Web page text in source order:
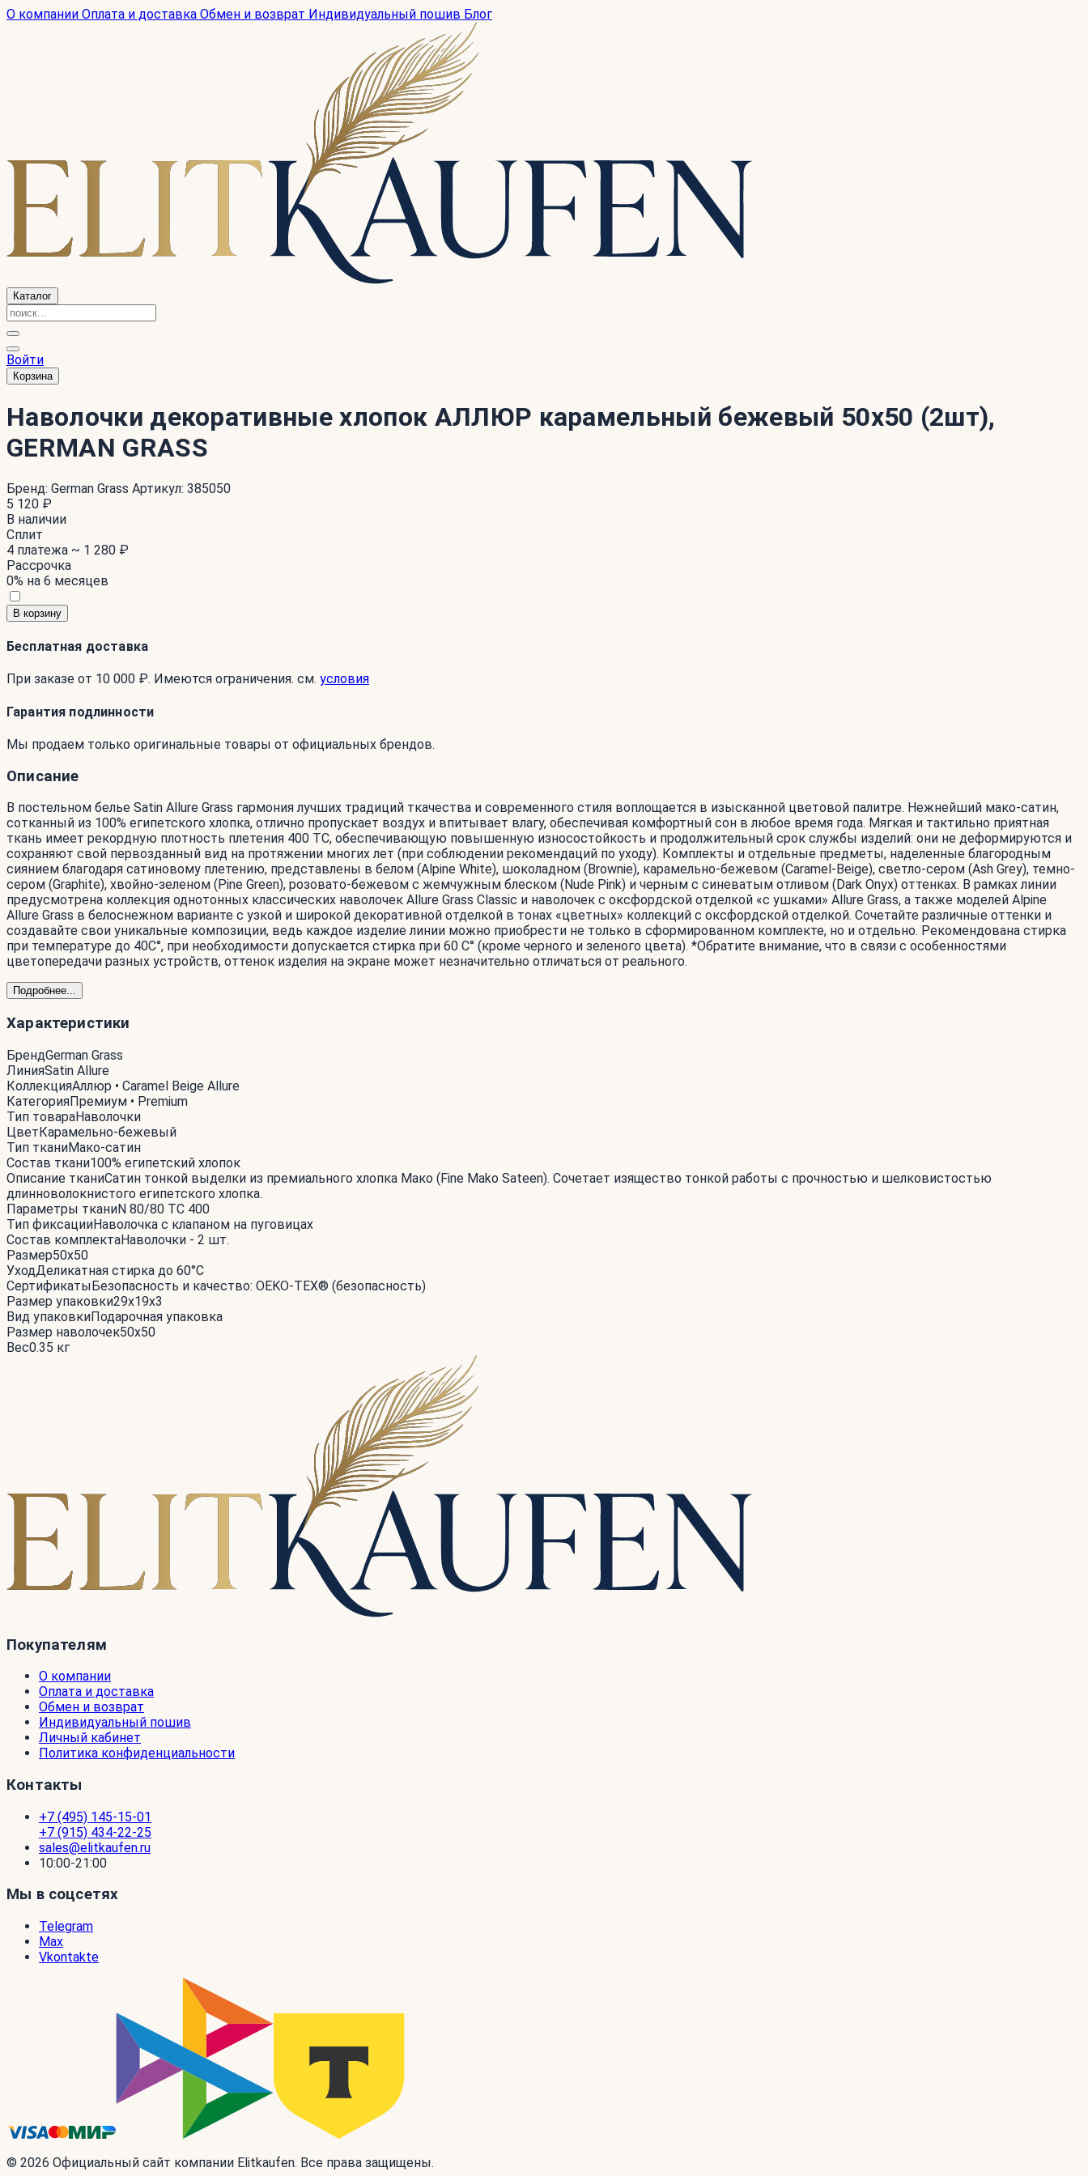
О компании Оплата и доставка Обмен и возврат Индивидуальный пошив Блог
Каталог
Войти
Корзина
Наволочки декоративные хлопок АЛЛЮР карамельный бежевый 50x50 (2шт),
GERMAN GRASS
Бренд: German Grass Артикул: 385050
5 120 ₽
В наличии
Сплит
4 платежа ~ 1 280 ₽
Рассрочка
0% на 6 месяцев
В корзину
Бесплатная доставка
При заказе от 10 000 ₽. Имеются ограничения. см. условия
Гарантия подлинности
Мы продаем только оригинальные товары от официальных брендов.
Описание
В постельном белье Satin Allure Grass гармония лучших традиций ткачества и современного стиля воплощается в изысканной цветовой палитре. Нежнейший мако-сатин,
сотканный из 100% египетского хлопка, отлично пропускает воздух и впитывает влагу, обеспечивая комфортный сон в любое время года. Мягкая и тактильно приятная
ткань имеет рекордную плотность плетения 400 ТС, обеспечивающую повышенную износостойкость и продолжительный срок службы изделий: они не деформируются и
сохраняют свой первозданный вид на протяжении многих лет (при соблюдении рекомендаций по уходу). Комплекты и отдельные предметы, наделенные благородным
сиянием благодаря сатиновому плетению, представлены в белом (Alpine White), шоколадном (Brownie), карамельно-бежевом (Caramel-Beige), светло-сером (Ash Grey), темно-
сером (Graphite), хвойно-зеленом (Pine Green), розовато-бежевом с жемчужным блеском (Nude Pink) и черным c синеватым отливом (Dark Onyx) оттенках. В рамках линии
предусмотрена коллекция однотонных классических наволочек Allure Grass Classic и наволочек с оксфордской отделкой «с ушками» Allure Grass, а также моделей Alpine
Allure Grass в белоснежном варианте с узкой и широкой декоративной отделкой в тонах «цветных» коллекций с оксфордской отделкой. Сочетайте различные оттенки и
создавайте свои уникальные композиции, ведь каждое изделие линии можно приобрести не только в сформированном комплекте, но и отдельно. Рекомендована стирка
при температуре до 40С°, при необходимости допускается стирка при 60 С° (кроме черного и зеленого цвета). *Обратите внимание, что в связи с особенностями
цветопередачи разных устройств, оттенок изделия на экране может незначительно отличаться от реального.
Подробнее...
Характеристики
БрендGerman Grass
ЛинияSatin Allure
КоллекцияАллюр • Caramel Beige Allure
КатегорияПремиум • Premium
Тип товараНаволочки
ЦветКарамельно-бежевый
Тип тканиМако-сатин
Состав ткани100% египетский хлопок
Описание тканиСатин тонкой выделки из премиального хлопка Мако (Fine Mako Sateen). Сочетает изящество тонкой работы с прочностью и шелковистостью
длинноволокнистого египетского хлопка.
Параметры тканиN 80/80 TC 400
Тип фиксацииНаволочка с клапаном на пуговицах
Состав комплектаНаволочки - 2 шт.
Размер50x50
УходДеликатная стирка до 60°С
СертификатыБезопасность и качество: OEKO-TEX® (безопасность)
Размер упаковки29x19x3
Вид упаковкиПодарочная упаковка
Размер наволочек50x50
Вес0.35 кг
Покупателям
О компании
Оплата и доставка
Обмен и возврат
Индивидуальный пошив
Личный кабинет
Политика конфиденциальности
Контакты
+7 (495) 145-15-01
+7 (915) 434-22-25
sales@elitkaufen.ru
10:00-21:00
Мы в соцсетях
Telegram
Max
Vkontakte
© 2026 Официальный сайт компании Elitkaufen. Все права защищены.